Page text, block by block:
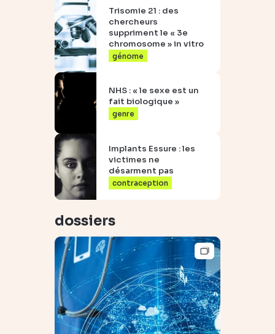
Trisomie 21 : des
chercheurs
suppriment le « 3e
chromosome » in vitro
génome
NHS : « le sexe est un
fait biologique »
genre
Implants Essure : les
victimes ne
désarment pas
contraception
dossiers